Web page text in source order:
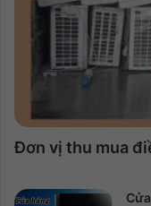
Đơn vị thu mua